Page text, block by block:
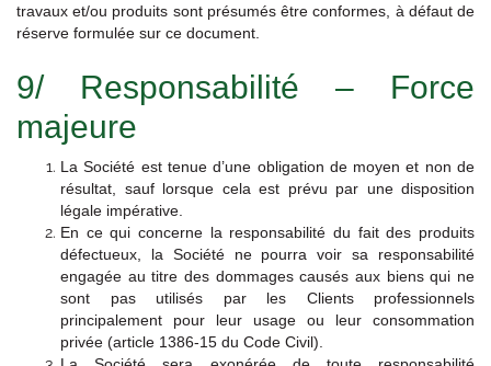
travaux et/ou produits sont présumés être conformes, à défaut de
réserve formulée sur ce document.
9/ Responsabilité – Force
majeure
La Société est tenue d’une obligation de moyen et non de
résultat, sauf lorsque cela est prévu par une disposition
légale impérative.
En ce qui concerne la responsabilité du fait des produits
défectueux, la Société ne pourra voir sa responsabilité
engagée au titre des dommages causés aux biens qui ne
sont pas utilisés par les Clients professionnels
principalement pour leur usage ou leur consommation
privée (article 1386-15 du Code Civil).